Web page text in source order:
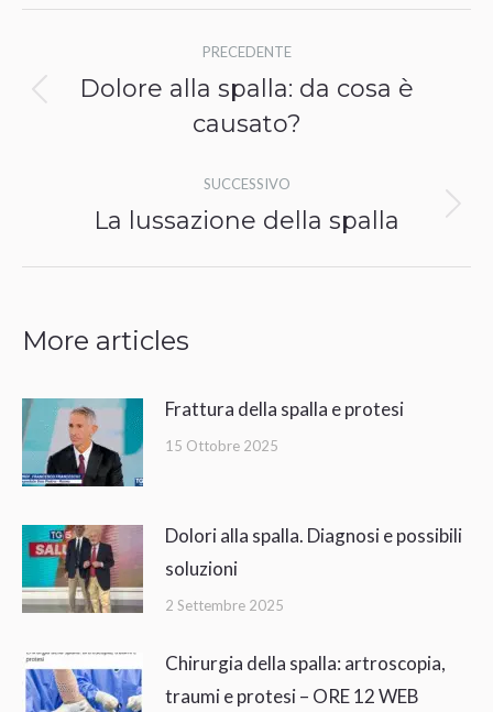
tra
PRECEDENTE
Post
precedente:
Dolore alla spalla: da cosa è
causato?
SUCCESSIVO
Prossimo
La lussazione della spalla
More articles
Frattura della spalla e protesi
15 Ottobre 2025
Dolori alla spalla. Diagnosi e possibili
soluzioni
2 Settembre 2025
Chirurgia della spalla: artroscopia,
traumi e protesi – ORE 12 WEB